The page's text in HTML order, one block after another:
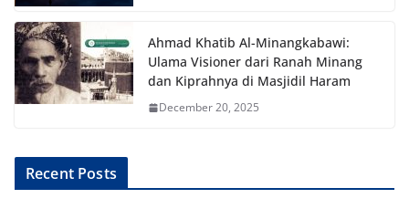
Ahmad Khatib Al-Minangkabawi:
Ulama Visioner dari Ranah Minang
dan Kiprahnya di Masjidil Haram
December 20, 2025
Recent Posts